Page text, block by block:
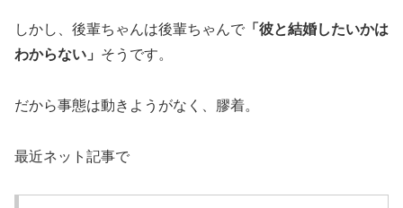
しかし、後輩ちゃんは後輩ちゃんで 「彼と結婚したいかは
わからない」 そうです。
だから事態は動きようがなく、膠着。
最近ネット記事で